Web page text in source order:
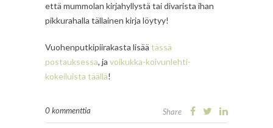
että mummolan kirjahyllystä tai divarista ihan
pikkurahalla tällainen kirja löytyy!
Vuohenputkipiirakasta lisää tässä
postauksessa, ja voikukka-koivunlehti-
kokeiluista täällä!
0 kommenttia Share